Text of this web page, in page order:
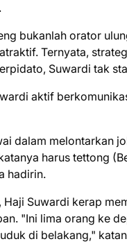
bukanlah orator
Ternyata,
Suwardi tak
aktif
dalam melontarkan
harus tettong
hadirin.
Suwardi kerap
"Ini lima orang ke
di belakang,"